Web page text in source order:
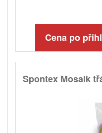
Cena po
Spontex Mosaik